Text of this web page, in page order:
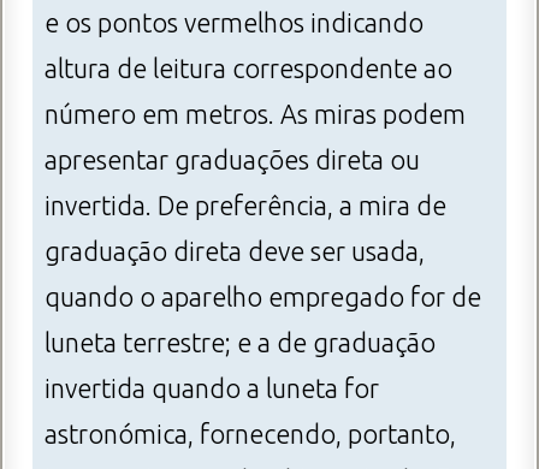
e os pontos vermelhos indicando
altura de leitura correspondente ao
número em metros. As miras podem
apresentar graduações direta ou
invertida. De preferência, a mira de
graduação direta deve ser usada,
quando o aparelho empregado for de
luneta terrestre; e a de graduação
invertida quando a luneta for
astronómica, fornecendo, portanto,